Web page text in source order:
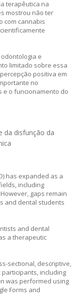
terapêutica na
mostrou não ter
com cannabis
e
limitado sobre essa
positiva em
no
e o funcionamento do
da disfunção da
has expanded as a
including
gaps remain
and dental students
and dental
a therapeutic
sectional, descriptive,
including
was performed using
Forms and